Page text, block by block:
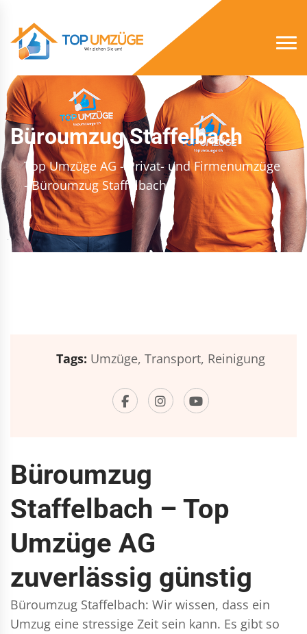
Büroumzug Staffelbach
Top Umzüge AG - Privat- und Firmenumzüge
- Büroumzug Staffelbach
Tags: Umzüge, Transport, Reinigung
Büroumzug
Staffelbach – Top
Umzüge AG
zuverlässig günstig
Büroumzug Staffelbach: Wir wissen, dass ein
Umzug eine stressige Zeit sein kann. Es gibt so